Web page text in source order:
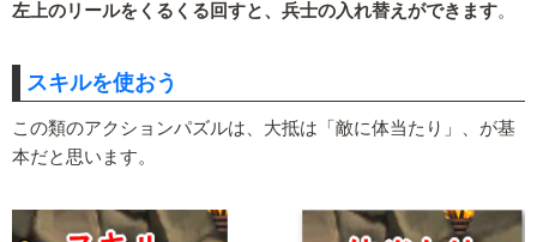
左上のリールをくるくる回すと、兵士の入れ替えができます。
スキルを使おう
この類のアクションパズルは、大抵は「敵に体当たり」、が基
本だと思います。